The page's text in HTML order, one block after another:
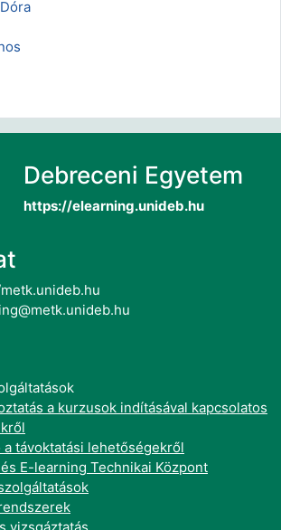
Debreceni Egyetem
https://elearning.unideb.hu
a kurzusok indításával kapcsolatos
a távoktatási lehetőségekről
E-learning Technikai Központ